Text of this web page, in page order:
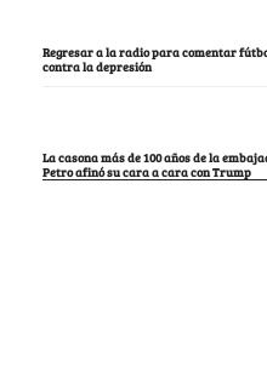
Regresar a la radio para comentar
contra la depresión
La casona más de 100 años de la
Petro afinó su cara a cara con Trump